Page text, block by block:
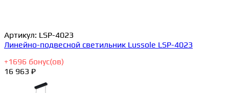
Артикул: LSP-4023
Линейно-подвесной светильник Lussole LSP-4023
+1696 бонус(ов)
16 963 ₽